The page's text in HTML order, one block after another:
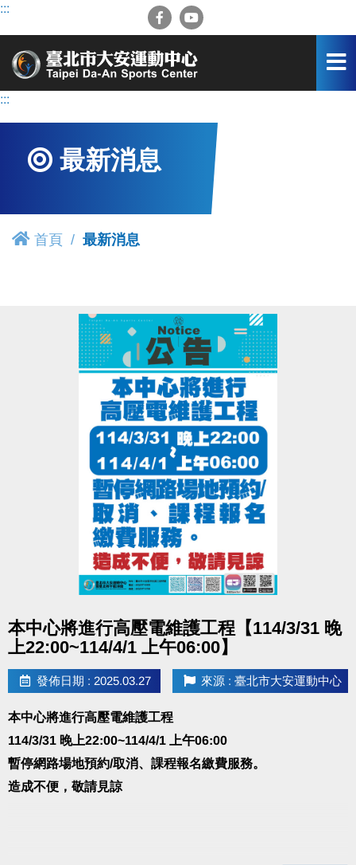
跳
容
:::
:::
最新消息
首頁 最新消息
本中心將進行高壓電維護工程【114/3/31 晚
上22:00~114/4/1 上午06:00】
發佈日期 : 2025.03.27 來源 : 臺北市大安運動中心
本中心將進行高壓電維護工程
114/3/31 晚上22:00~114/4/1 上午06:00
暫停網路場地預約/取消、課程報名繳費服務。
造成不便，敬請見諒